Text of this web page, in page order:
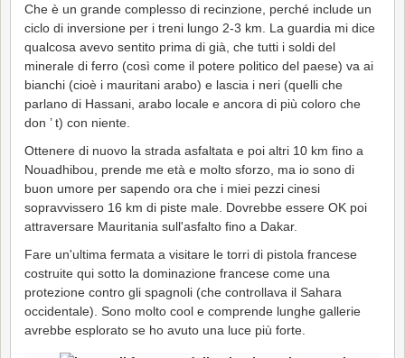
Che è un grande complesso di recinzione, perché include un
ciclo di inversione per i treni lungo 2-3 km. La guardia mi dice
qualcosa avevo sentito prima di già, che tutti i soldi del
minerale di ferro (così come il potere politico del paese) va ai
bianchi (cioè i mauritani arabo) e lascia i neri (quelli che
parlano di Hassani, arabo locale e ancora di più coloro che
don ’ t) con niente.
Ottenere di nuovo la strada asfaltata e poi altri 10 km fino a
Nouadhibou, prende me età e molto sforzo, ma io sono di
buon umore per sapendo ora che i miei pezzi cinesi
sopravvissero 16 km di piste male. Dovrebbe essere OK poi
attraversare Mauritania sull'asfalto fino a Dakar.
Fare un'ultima fermata a visitare le torri di pistola francese
costruite qui sotto la dominazione francese come una
protezione contro gli spagnoli (che controllava il Sahara
occidentale). Sono molto cool e comprende lunghe gallerie
avrebbe esplorato se ho avuto una luce più forte.